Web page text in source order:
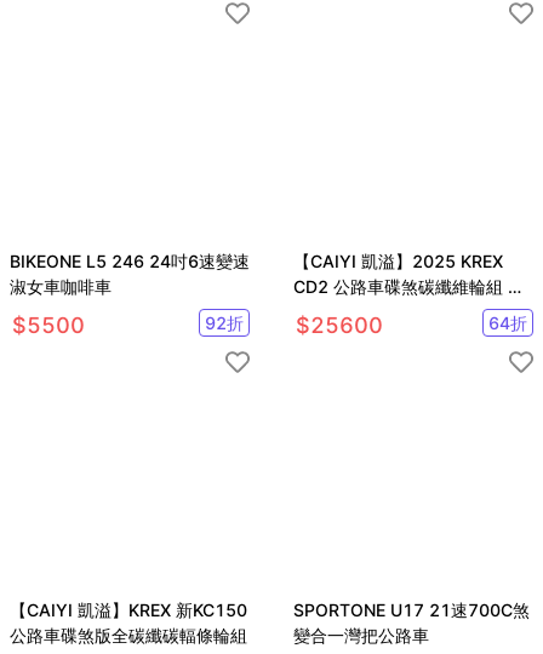
BIKEONE L5 246 24吋6速變速
淑女車咖啡車
$5500 92折
【CAIYI 凱溢】2025 KREX
CD2 公路車碟煞碳纖維輪組 碳
纖維幅條
$25600 64折
【CAIYI 凱溢】KREX 新KC150
公路車碟煞版全碳纖碳輻條輪組
SPORTONE U17 21速700C煞
變合一灣把公路車